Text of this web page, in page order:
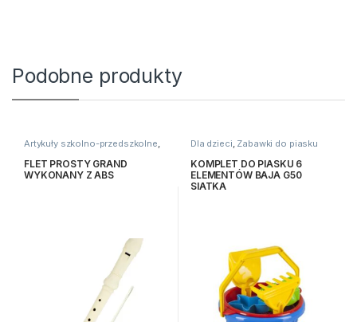
Podobne produkty
Artykuły szkolno-przedszkolne,
FLET PROSTY GRAND
WYKONANY Z ABS
Dla dzieci, Zabawki do piasku
KOMPLET DO PIASKU 6
ELEMENTÓW BAJA G50
SIATKA